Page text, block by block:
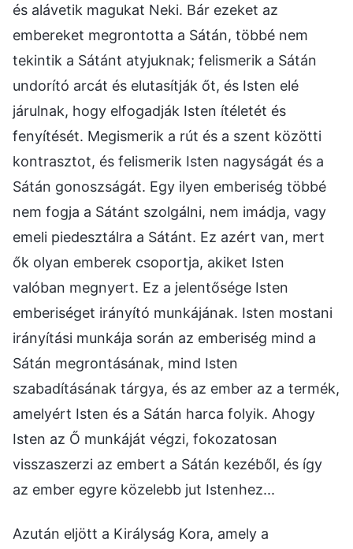
és alávetik magukat Neki. Bár ezeket az
embereket megrontotta a Sátán, többé nem
tekintik a Sátánt atyjuknak; felismerik a Sátán
undorító arcát és elutasítják őt, és Isten elé
járulnak, hogy elfogadják Isten ítéletét és
fenyítését. Megismerik a rút és a szent közötti
kontrasztot, és felismerik Isten nagyságát és a
Sátán gonoszságát. Egy ilyen emberiség többé
nem fogja a Sátánt szolgálni, nem imádja, vagy
emeli piedesztálra a Sátánt. Ez azért van, mert
ők olyan emberek csoportja, akiket Isten
valóban megnyert. Ez a jelentősége Isten
emberiséget irányító munkájának. Isten mostani
irányítási munkája során az emberiség mind a
Sátán megrontásának, mind Isten
szabadításának tárgya, és az ember az a termék,
amelyért Isten és a Sátán harca folyik. Ahogy
Isten az Ő munkáját végzi, fokozatosan
visszaszerzi az embert a Sátán kezéből, és így
az ember egyre közelebb jut Istenhez...
Azután eljött a Királyság Kora, amely a